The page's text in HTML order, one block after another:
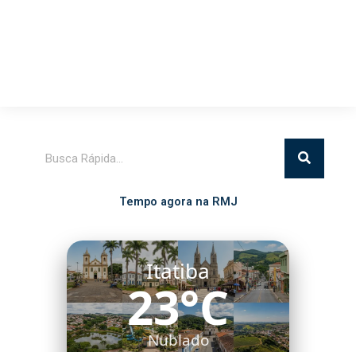
Tempo agora na RMJ
Itatiba
23°C
Nublado